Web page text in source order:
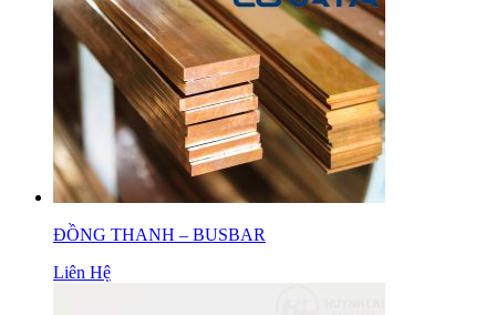
ĐỒNG THANH – BUSBAR
Liên Hệ